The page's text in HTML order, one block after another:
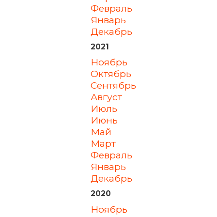
февраль
январь
декабрь
2021
ноябрь
октябрь
сентябрь
август
июль
июнь
май
март
февраль
январь
декабрь
2020
ноябрь